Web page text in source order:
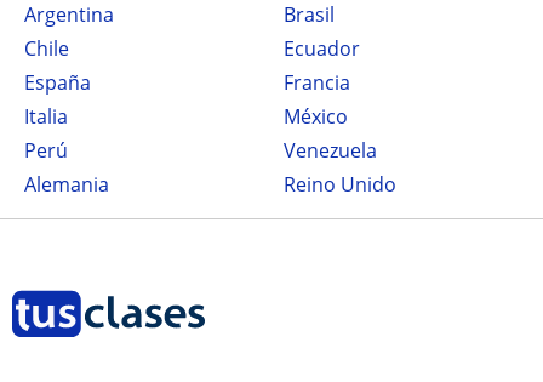
Argentina
Brasil
Chile
Ecuador
España
Francia
Italia
México
Perú
Venezuela
Alemania
Reino Unido